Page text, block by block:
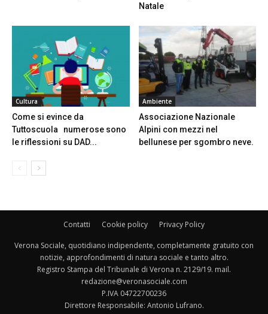
Natale
Cultura
Come si evince da
Tuttoscuola numerose sono
le riflessioni su DAD...
Ambiente
Associazione Nazionale
Alpini con mezzi nel
bellunese per sgombro neve.
Contatti Cookie policy Privacy Policy
Verona Sociale, quotidiano indipendente, completamente gratuito con
notizie, approfondimenti di natura sociale e tanto altro.
Registro Stampa del Tribunale di Verona n. 2129/19. mail.
redazione@veronasociale.com
P.IVA 04722700236
Direttore Responsabile: Antonio Lufrano.